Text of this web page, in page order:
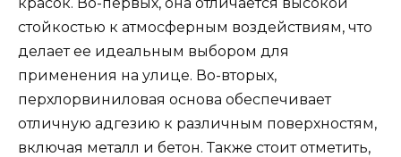
стойкостью к атмосферным воздействиям, что
делает ее идеальным выбором для
применения на улице. Во-вторых,
перхлорвиниловая основа обеспечивает
отличную адгезию к различным поверхностям,
включая металл и бетон. Также стоит отметить,